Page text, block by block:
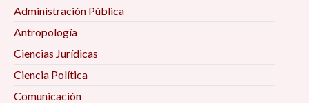
Administración Pública
Antropología
Ciencias Jurídicas
Ciencia Política
Comunicación